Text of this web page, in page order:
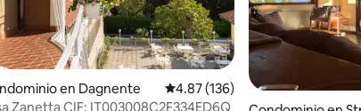
4.94 de 5; 413 evaluaciones
en Dagnente Calificación promedio: 4.87 de
4.87 (136)
Zanetta CIF: IT003008C2F334ED6Q